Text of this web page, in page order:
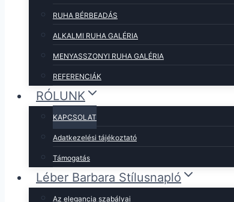
RUHA BÉRBEADÁS
ALKALMI RUHA GALÉRIA
MENYASSZONYI RUHA GALÉRIA
REFERENCIÁK
RÓLUNK
KAPCSOLAT
Adatkezelési tájékoztató
Támogatás
Léber Barbara Stílusnapló
Az elegancia szabályai